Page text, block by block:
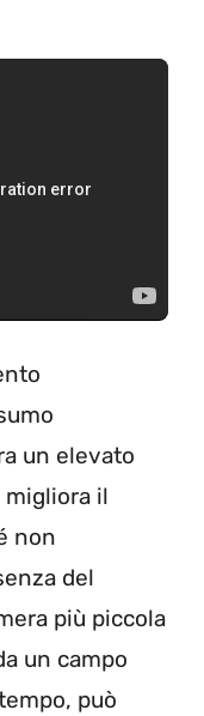
un elevato
migliora il
non
del
più piccola
un campo
può